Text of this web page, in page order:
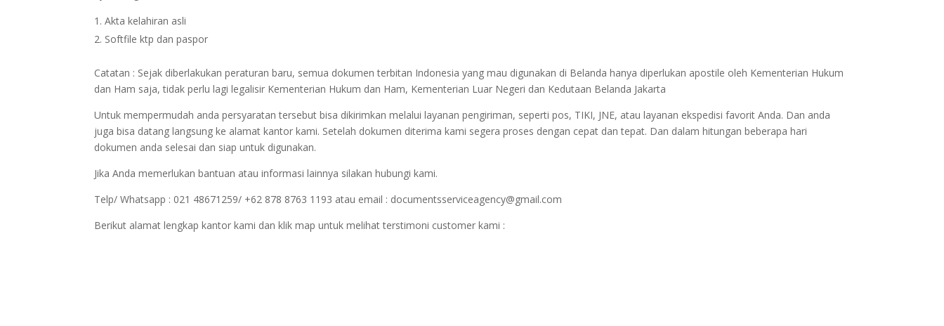
Akta kelahiran asli
Softfile ktp dan paspor
Catatan : Sejak diberlakukan peraturan baru, semua dokumen terbitan Indonesia yang mau digunakan di Belanda hanya diperlukan apostile oleh Kementerian Hukum
dan Ham saja, tidak perlu lagi legalisir Kementerian Hukum dan Ham, Kementerian Luar Negeri dan Kedutaan Belanda Jakarta
Untuk mempermudah anda persyaratan tersebut bisa dikirimkan melalui layanan pengiriman, seperti pos, TIKI, JNE, atau layanan ekspedisi favorit Anda. Dan anda
juga bisa datang langsung ke alamat kantor kami. Setelah dokumen diterima kami segera proses dengan cepat dan tepat. Dan dalam hitungan beberapa hari
dokumen anda selesai dan siap untuk digunakan.
Jika Anda memerlukan bantuan atau informasi lainnya silakan hubungi kami.
Telp/ Whatsapp : 021 48671259/ +62 878 8763 1193 atau email : documentsserviceagency@gmail.com
Berikut alamat lengkap kantor kami dan klik map untuk melihat terstimoni customer kami :